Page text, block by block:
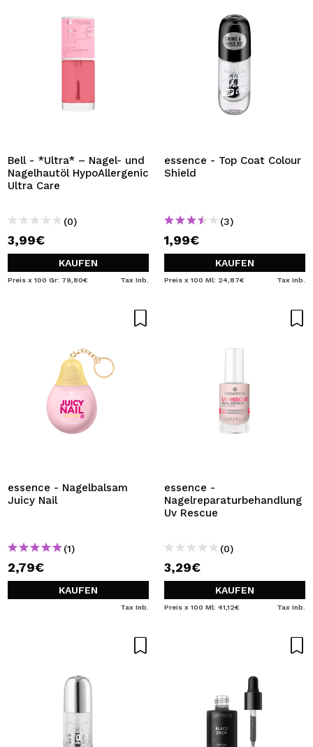
Bell - *Ultra* – Nagel- und
Nagelhautöl HypoAllergenic
Ultra Care
(0)
3,99€
KAUFEN
Preis x 100 Gr: 79,80€ Tax Inb.
essence - Top Coat Colour
Shield
(3)
1,99€
KAUFEN
Preis x 100 Ml: 24,87€ Tax Inb.
essence - Nagelbalsam
Juicy Nail
(1)
2,79€
KAUFEN
Tax Inb.
essence -
Nagelreparaturbehandlung
Uv Rescue
(0)
3,29€
KAUFEN
Preis x 100 Ml: 41,12€ Tax Inb.